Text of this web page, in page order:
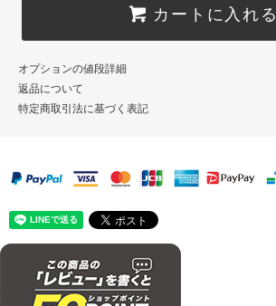
カートに入れる
オプションの値段詳細
返品について
特定商取引法に基づく表記